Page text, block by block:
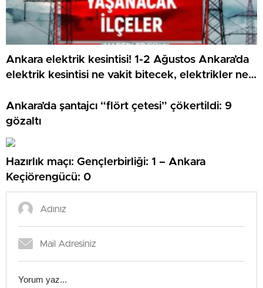
Ankara elektrik kesintisi! 1-2 Ağustos Ankara’da
elektrik kesintisi ne vakit bitecek, elektrikler ne
Ankara’da şantajcı “flört çetesi” çökertildi: 9
gözaltı
Hazırlık maçı: Gençlerbirliği: 1 – Ankara
Keçiörengücü: 0